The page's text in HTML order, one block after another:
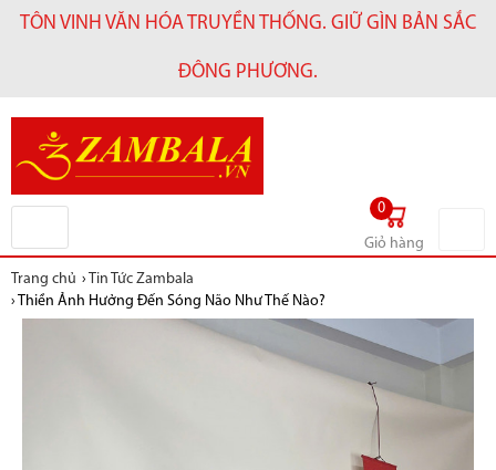
TÔN VINH VĂN HÓA TRUYỀN THỐNG. GIỮ GÌN BẢN SẮC
ĐÔNG PHƯƠNG.
0
Giỏ hàng
Trang chủ ›
Tin Tức Zambala
›
Thiền Ảnh Hưởng Đến Sóng Não Như Thế Nào?